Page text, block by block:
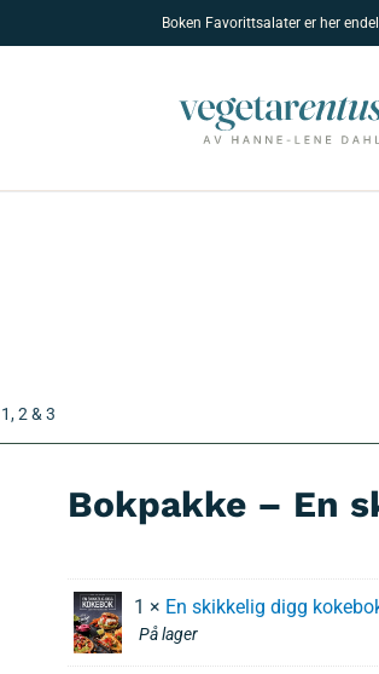
Boken Favorittsalater er her
2 & 3
Bokpakke – En
1 × En skikkelig digg
På lager